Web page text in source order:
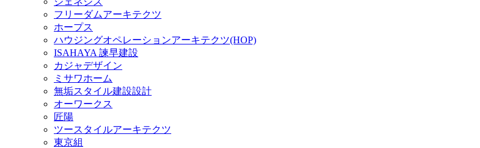
フリーダムアーキテクツ
ホープス
ハウジングオペレーションアーキテクツ(HOP)
ISAHAYA 諫早建設
カジャデザイン
ミサワホーム
無垢スタイル建設設計
オーワークス
匠陽
ツースタイルアーキテクツ
東京組